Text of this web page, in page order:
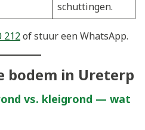
schuttingen.
212of stuur een WhatsApp.
bodem in Ureterp
vs. kleigrond — wat